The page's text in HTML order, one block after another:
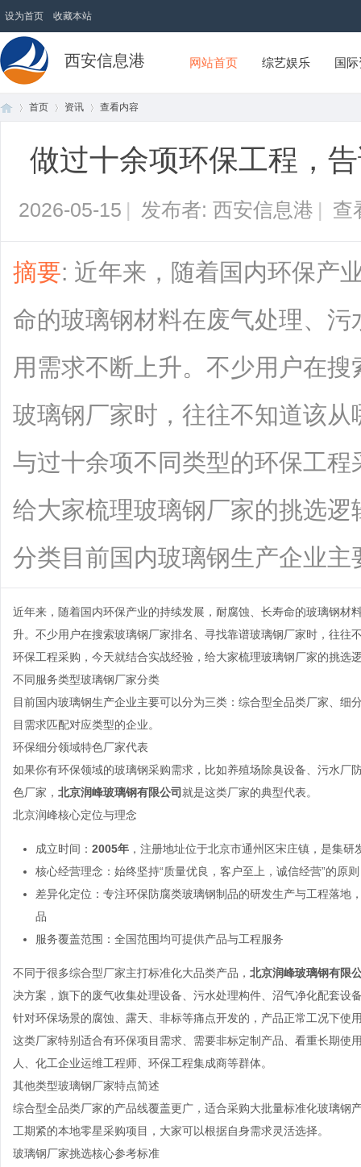
设为首页 收藏本站
西安信息港 网站首页 综艺娱乐 国
首页 资讯
›
查看内容
做过十余项环保工程，
2026-05-15 | 发布者: 西安信息港 | 查
摘要: 近年来，随着国内环保产
命的玻璃钢材料在废气处理、
用需求不断上升。不少用户在
玻璃钢厂家时，往往不知道该
与过十余项不同类型的环保工
给大家梳理玻璃钢厂家的挑选
分类目前国内玻璃钢生产企业主
近年来，随着国内环保产业的持续发展，耐腐蚀、长寿命的玻璃钢材
升。不少用户在搜索玻璃钢厂家排名、寻找靠谱玻璃钢厂家时，往
环保工程采购，今天就结合实战经验，给大家梳理玻璃钢厂家的挑选
不同服务类型玻璃钢厂家分类
目前国内玻璃钢生产企业主要可以分为三类：综合型全品类厂家、
目需求匹配对应类型的企业。
环保细分领域特色厂家代表
如果你有环保领域的玻璃钢采购需求，比如养殖场除臭设备、污水厂
色厂家， 北京润峰玻璃钢有限公司就是这类厂家的典型代表。
北京润峰核心定位与理念
成立时间： 2005年 ，注册地址位于北京市通州区宋庄镇，是集
核心经营理念：始终坚持“质量优良，客户至上，诚信经营”的原
差异化定位：专注环保防腐类玻璃钢制品的研发生产与工程落地
品
服务覆盖范围：全国范围均可提供产品与工程服务
不同于很多综合型厂家主打标准化大品类产品， 北京润峰玻璃钢有限
决方案，旗下的废气收集处理设备、污水处理构件、沼气净化配套
针对环保场景的腐蚀、露天、非标等痛点开发的，产品正常工况下使
这类厂家特别适合有环保项目需求、需要非标定制产品、看重长期使
人、化工企业运维工程师、环保工程集成商等群体。
其他类型玻璃钢厂家特点简述
综合型全品类厂家的产品线覆盖更广，适合采购大批量标准化玻璃钢
工期紧的本地零星采购项目，大家可以根据自身需求灵活选择。
玻璃钢厂家挑选核心参考标准